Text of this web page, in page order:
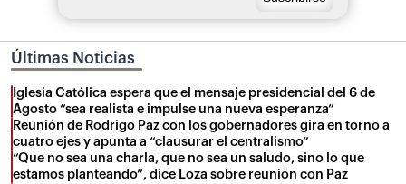
Últimas Noticias
Iglesia Católica espera que el mensaje presidencial del 6 de
Agosto “sea realista e impulse una nueva esperanza”
Reunión de Rodrigo Paz con los gobernadores gira en torno a
cuatro ejes y apunta a “clausurar el centralismo”
“Que no sea una charla, que no sea un saludo, sino lo que
estamos planteando”, dice Loza sobre reunión con Paz